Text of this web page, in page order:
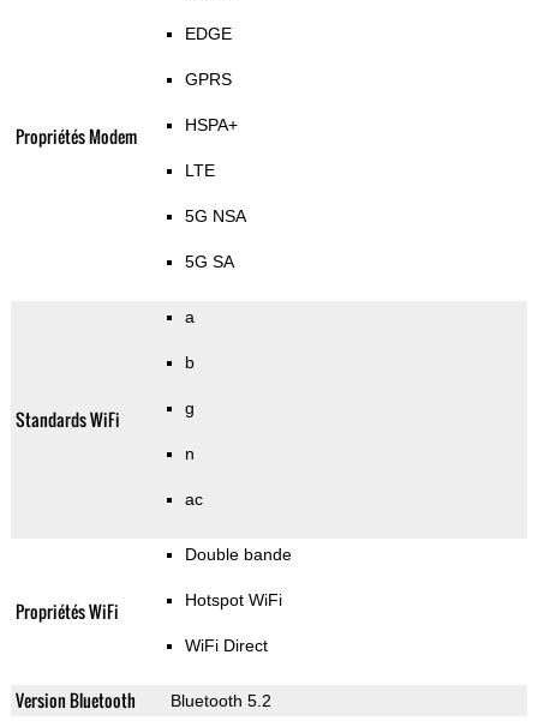
Propriétés Modem
EDGE
GPRS
HSPA+
LTE
5G NSA
5G SA
Standards WiFi
a
b
g
n
ac
Propriétés WiFi
Double bande
Hotspot WiFi
WiFi Direct
Version Bluetooth Bluetooth 5.2